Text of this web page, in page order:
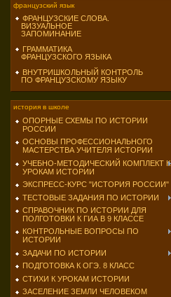
французский язык
ФРАНЦУЗСКИЕ СЛОВА.
ВИЗУАЛЬНОЕ
ЗАПОМИНАНИЕ
ГРАММАТИКА
ФРАНЦУЗСКОГО ЯЗЫКА
ВНУТРИШКОЛЬНЫЙ КОНТРОЛЬ
ПО ФРАНЦУЗСКОМУ ЯЗЫКУ
история в школе
ОПОРНЫЕ СХЕМЫ ПО ИСТОРИИ
РОССИИ
ОСНОВЫ ПРОФЕССИОНАЛЬНОГО
МАСТЕРСТВА УЧИТЕЛЯ ИСТОРИИ
УЧЕБНО-МЕТОДИЧЕСКИЙ КОМПЛЕКТ К
УРОКАМ ИСТОРИИ
ЭКСПРЕСС-КУРС "ИСТОРИЯ РОССИИ"
ТЕСТОВЫЕ ЗАДАНИЯ ПО ИСТОРИИ
СПРАВОЧНИК ПО ИСТОРИИ ДЛЯ
ПОЛГОТОВКИ К ГИА В 9 КЛАССЕ
КОНТРОЛЬНЫЕ ВОПРОСЫ ПО
ИСТОРИИ
ЗАДАЧИ ПО ИСТОРИИ
ПОДГОТОВКА К ОГЭ. 8 КЛАСС
СТИХИ К УРОКАМ ИСТОРИИ
ЗАСЕЛЕНИЕ ЗЕМЛИ ЧЕЛОВЕКОМ